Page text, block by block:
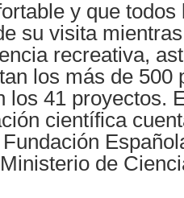
y que todos
su visita
recreativa,
los más de 500
los 41 proyectos.
científica
de